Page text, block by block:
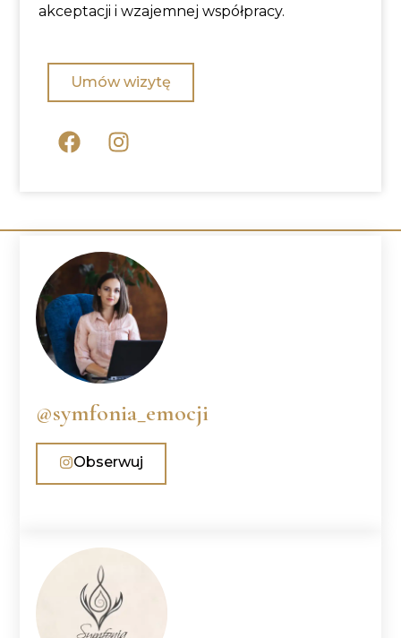
akceptacji i wzajemnej współpracy.
Umów wizytę
@symfonia_emocji
Obserwuj